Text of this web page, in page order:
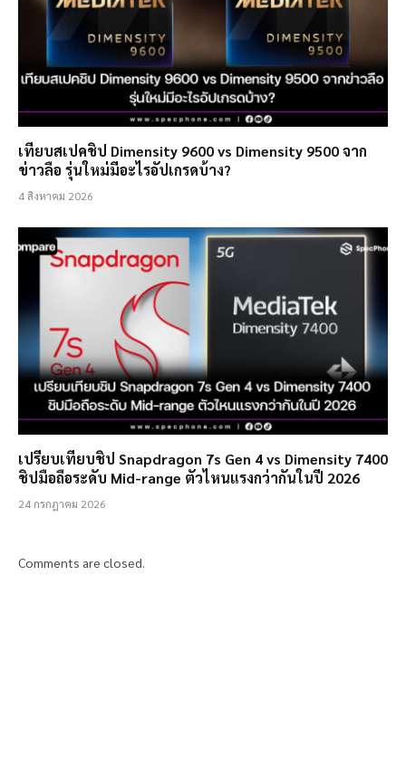
เทียบสเปคชิป Dimensity 9600 vs Dimensity 9500 จาก
ข่าวลือ รุ่นใหม่มีอะไรอัปเกรดบ้าง?
4 สิงหาคม 2026
เปรียบเทียบชิป Snapdragon 7s Gen 4 vs Dimensity 7400
ชิปมือถือระดับ Mid-range ตัวไหนแรงกว่ากันในปี 2026
24 กรกฎาคม 2026
Comments are closed.